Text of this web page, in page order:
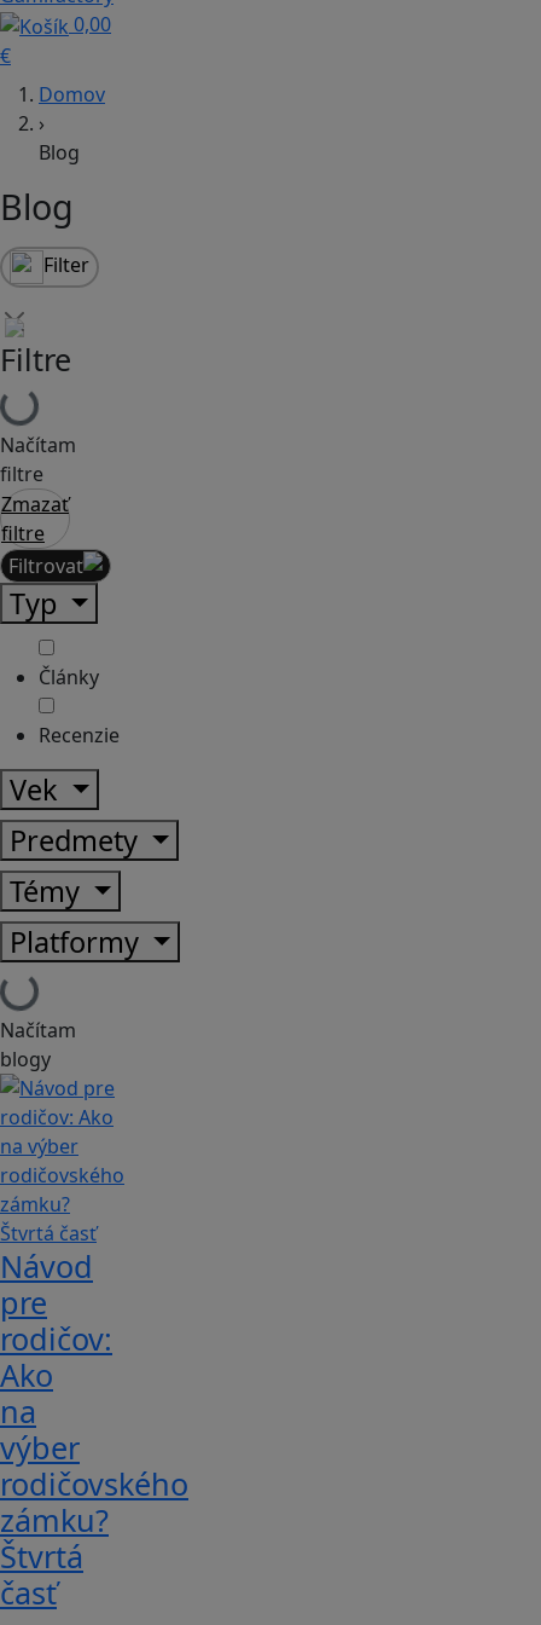
0,00
€
Domov
›
Blog
Blog
Filter
Filtre
Načítam
filtre
Zmazať
filtre
Filtrovať
Typ
Články
Recenzie
Vek
Predmety
Témy
Platformy
Načítam
blogy
Návod
pre
rodičov:
Ako
na
výber
rodičovského
zámku?
Štvrtá
časť